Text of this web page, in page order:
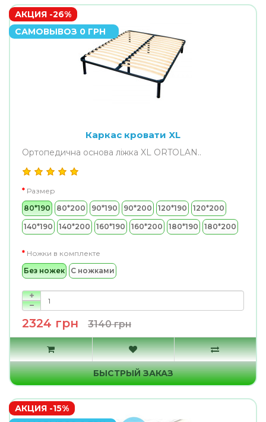
АКЦИЯ -26%
САМОВЫВОЗ 0 ГРН
Каркас кровати XL
Ортопедична основа ліжка XL ORTOLAN..
Размер
80*190
80*200 90*190 90*200 120*190 120*200
140*190 140*200 160*190 160*200 180*190 180*200
Ножки в комплекте
Без ножек
С ножками
2324 грн 3140 грн
БЫСТРЫЙ ЗАКАЗ
АКЦИЯ -15%